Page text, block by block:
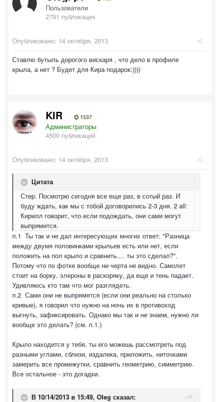
Пользователи
2791 публикация
Опубликовано: 14 октября, 2013
Ставлю бутыль дорогого вискаря , что дело в профиле
крыла, а нет ? Будет для Кира подарок:))))
KIR 1537
Администраторы
4500 публикаций
Опубликовано: 14 октября, 2013
Цитата
Стер. Посмотрю сегодня все еще раз, в сотый раз. И
буду ждать, как мы с тобой договорились 2-3 дня. 2 all:
Кирилл говорит, что если подождать, они сами могут
выпрямится.
п.1 Ты так и не дал интересующих многих ответ: "Разница
между двумя половинками крыльев есть или нет, если
положить на пол крыло и сравнить.... ты это сделал?".
Потому что по фотке вообще ни черта не видно. Самолет
стоит на борку, элероны в раскоряку, да еще и тень падает.
Удивляюсь кто там что мог разглядеть.
п.2 Сами они не выпрямятся (если они реально на столько
кривые), я говорил что нужно на ночь их в противоход
выгнуть, зафиксировать. Однако мы так и не знаем, нужно ли
вообще это делать? (см. п.1.)
Крыло находится у тебя, ты его можешь рассмотреть под
разными углами, сблизи, издалека, приложить, ниточками
замерить все промежутки, сравнить геометрию, симметрию.
Все остальное - это догадки.
В 10/14/2013 в 15:49, Oleg сказал: